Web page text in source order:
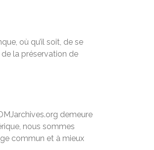
où qu’il soit, de se
la préservation de
demeure
nous sommes
commun et à mieux